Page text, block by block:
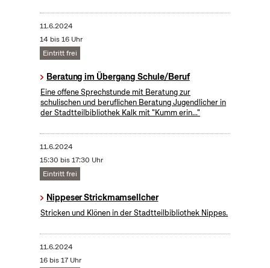
11.6.2024
14 bis 16 Uhr
Eintritt frei
Beratung im Übergang Schule/Beruf
Eine offene Sprechstunde mit Beratung zur
schulischen und beruflichen Beratung Jugendlicher in
der Stadtteilbibliothek Kalk mit "Kumm erin..."
11.6.2024
15:30 bis 17:30 Uhr
Eintritt frei
Nippeser Strickmamsellcher
Stricken und Klönen in der Stadtteilbibliothek Nippes.
11.6.2024
16 bis 17 Uhr